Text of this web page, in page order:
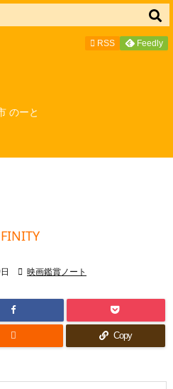
のーと


 RSS Feedly
 映画鑑賞ノート
 Copy